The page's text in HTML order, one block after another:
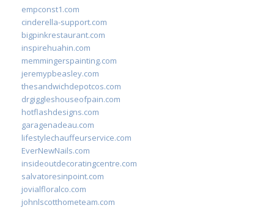
empconst1.com
cinderella-support.com
bigpinkrestaurant.com
inspirehuahin.com
memmingerspainting.com
jeremypbeasley.com
thesandwichdepotcos.com
drgiggleshouseofpain.com
hotflashdesigns.com
garagenadeau.com
lifestylechauffeurservice.com
EverNewNails.com
insideoutdecoratingcentre.com
salvatoresinpoint.com
jovialfloralco.com
johnlscotthometeam.com